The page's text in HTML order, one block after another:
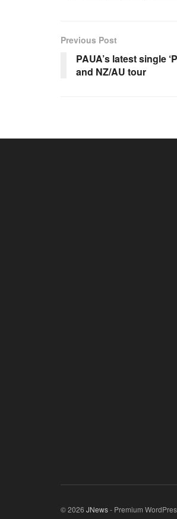
Previous Post
PAUA’s latest single
and NZ/AU tour
© 2026 JNews- Premium